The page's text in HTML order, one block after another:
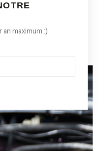
an maximum :)